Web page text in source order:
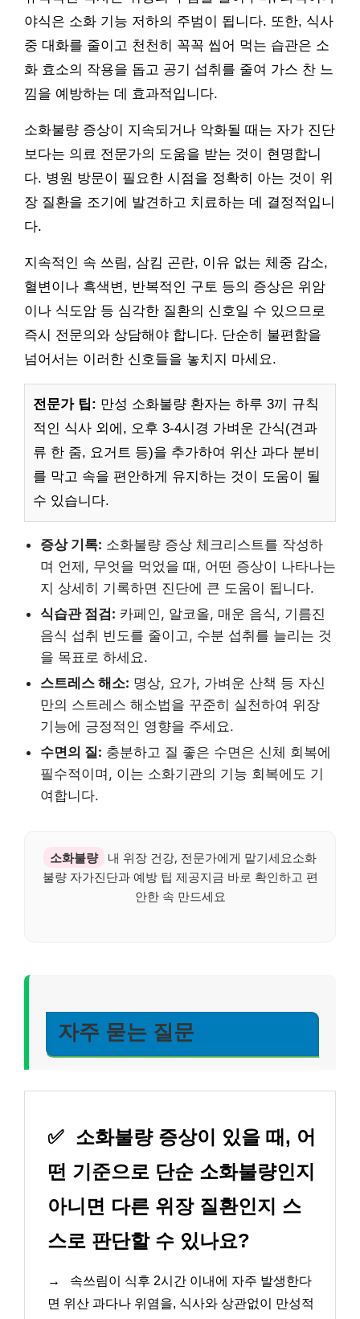
야식은 소화 기능 저하의 주범이 됩니다. 또한, 식사
중 대화를 줄이고 천천히 꼭꼭 씹어 먹는 습관은 소
화 효소의 작용을 돕고 공기 섭취를 줄여 가스 찬 느
낌을 예방하는 데 효과적입니다.
소화불량 증상이 지속되거나 악화될 때는 자가 진단
보다는 의료 전문가의 도움을 받는 것이 현명합니
다. 병원 방문이 필요한 시점을 정확히 아는 것이 위
장 질환을 조기에 발견하고 치료하는 데 결정적입니
다.
지속적인 속 쓰림, 삼킴 곤란, 이유 없는 체중 감소,
혈변이나 흑색변, 반복적인 구토 등의 증상은 위암
이나 식도암 등 심각한 질환의 신호일 수 있으므로
즉시 전문의와 상담해야 합니다. 단순히 불편함을
넘어서는 이러한 신호들을 놓치지 마세요.
전문가 팁: 만성 소화불량 환자는 하루 3끼 규칙
적인 식사 외에, 오후 3-4시경 가벼운 간식(견과
류 한 줌, 요거트 등)을 추가하여 위산 과다 분비
를 막고 속을 편안하게 유지하는 것이 도움이 될
수 있습니다.
증상 기록: 소화불량 증상 체크리스트를 작성하
며 언제, 무엇을 먹었을 때, 어떤 증상이 나타나는
지 상세히 기록하면 진단에 큰 도움이 됩니다.
식습관 점검: 카페인, 알코올, 매운 음식, 기름진
음식 섭취 빈도를 줄이고, 수분 섭취를 늘리는 것
을 목표로 하세요.
스트레스 해소: 명상, 요가, 가벼운 산책 등 자신
만의 스트레스 해소법을 꾸준히 실천하여 위장
기능에 긍정적인 영향을 주세요.
수면의 질: 충분하고 질 좋은 수면은 신체 회복에
필수적이며, 이는 소화기관의 기능 회복에도 기
여합니다.
소화불량
내 위장 건강, 전문가에게 맡기세요소화
불량 자가진단과 예방 팁 제공지금 바로 확인하고 편
안한 속 만드세요
자주 묻는 질문
✅ 소화불량 증상이 있을 때, 어
떤 기준으로 단순 소화불량인지
아니면 다른 위장 질환인지 스
스로 판단할 수 있나요?
→
속쓰림이 식후 2시간 이내에 자주 발생한다
면 위산 과다나 위염을, 식사와 상관없이 만성적